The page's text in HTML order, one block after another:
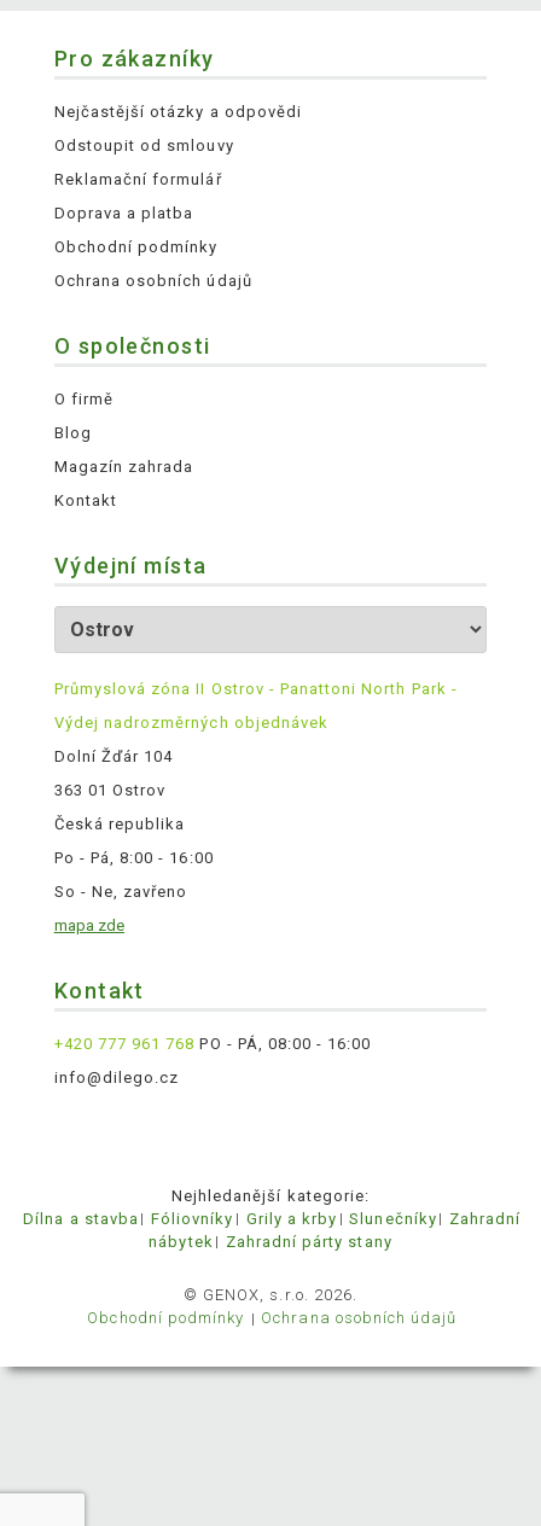
Pro zákazníky
Nejčastější otázky a odpovědi
Odstoupit od smlouvy
Reklamační formulář
Doprava a platba
Obchodní podmínky
Ochrana osobních údajů
O společnosti
O firmě
Blog
Magazín zahrada
Kontakt
Výdejní místa
Průmyslová zóna II Ostrov - Panattoni North Park -
Výdej nadrozměrných objednávek
Dolní Žďár 104
363 01 Ostrov
Česká republika
Po - Pá, 8:00 - 16:00
So - Ne, zavřeno
mapa zde
Kontakt
+420 777 961 768 PO - PÁ, 08:00 - 16:00
info@dilego.cz
Nejhledanější kategorie:
Dílna a stavba
Fóliovníky Grily a krby Slunečníky
Zahradní
nábytek
Zahradní párty stany
© GENOX, s.r.o. 2026.
Obchodní podmínky
Ochrana osobních údajů